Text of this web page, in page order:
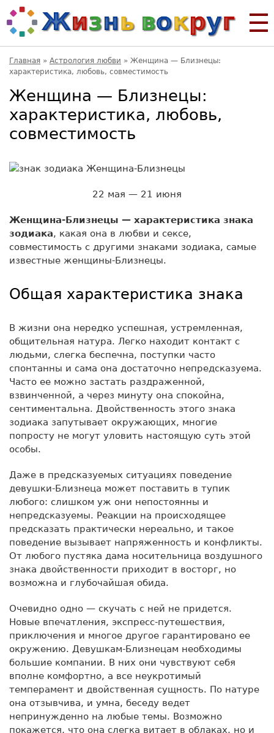
Главная » Астрология любви » Женщина — Близнецы:
характеристика, любовь, совместимость
Женщина — Близнецы:
характеристика, любовь,
совместимость
22 мая — 21 июня
Женщина-Близнецы — характеристика знака
зодиака, какая она в любви и сексе,
совместимость с другими знаками зодиака, самые
известные женщины-Близнецы.
Общая характеристика знака
В жизни она нередко успешная, устремленная,
общительная натура. Легко находит контакт с
людьми, слегка беспечна, поступки часто
спонтанны и сама она достаточно непредсказуема.
Часто ее можно застать раздраженной,
взвинченной, а через минуту она спокойна,
сентиментальна. Двойственность этого знака
зодиака запутывает окружающих, многие
попросту не могут уловить настоящую суть этой
особы.
Даже в предсказуемых ситуациях поведение
девушки-Близнеца может поставить в тупик
любого: слишком уж они непостоянны и
непредсказуемы. Реакции на происходящее
предсказать практически нереально, и такое
поведение вызывает напряженность и конфликты.
От любого пустяка дама носительница воздушного
знака двойственности приходит в восторг, но
возможна и глубочайшая обида.
Очевидно одно — скучать с ней не придется.
Новые впечатления, экспресс-путешествия,
приключения и многое другое гарантировано ее
окружению. Девушкам-Близнецам необходимы
большие компании. В них они чувствуют себя
вполне комфортно, а все неукротимый
темперамент и двойственная сущность. По натуре
она отзывчива, и умна, беседу ведет
непринужденно на любые темы. Возможно
покажется, что она слегка витает в облаках, но и